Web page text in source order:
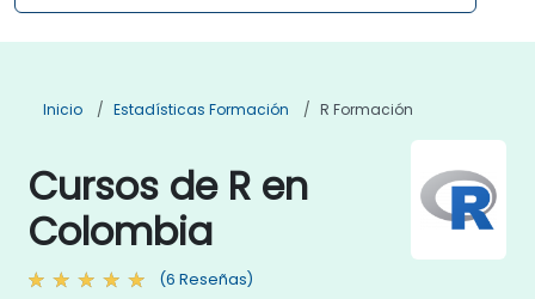
Inicio Estadísticas Formación R Formación
Cursos de R en
Colombia
(6 Reseñas)